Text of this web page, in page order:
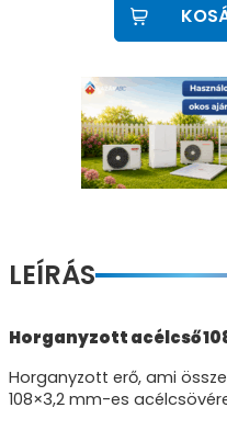
LEÍRÁS
Horganyzott acélcső
Horganyzott erő, ami
108×3,2 mm-es